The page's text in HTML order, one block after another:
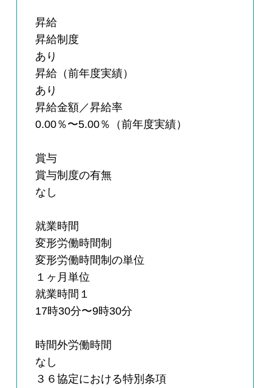
昇給
昇給制度
あり
昇給（前年度実績）
あり
昇給金額／昇給率
0.00％〜5.00％（前年度実績）
賞与
賞与制度の有無
なし
就業時間
変形労働時間制
変形労働時間制の単位
１ヶ月単位
就業時間１
17時30分〜9時30分
時間外労働時間
なし
３６協定における特別条項